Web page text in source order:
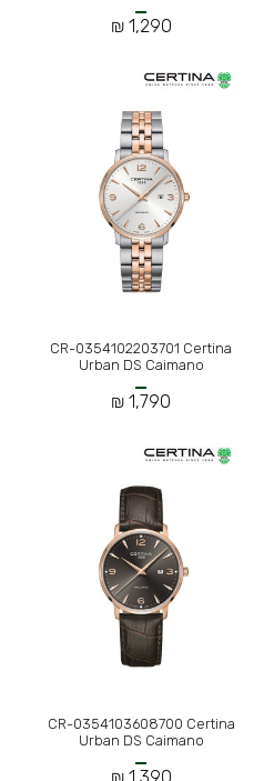
1,290 ₪
CR-0354102203701 Certina
Urban DS Caimano
1,790 ₪
CR-0354103608700 Certina
Urban DS Caimano